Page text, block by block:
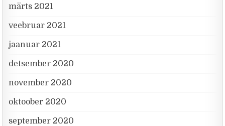
märts 2021
veebruar 2021
jaanuar 2021
detsember 2020
november 2020
oktoober 2020
september 2020